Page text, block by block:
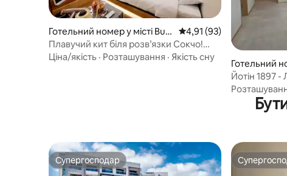
Готельний номер у місті Buk-
myeon, Inje
Середня оцінка: 4,91 з 5,
4,91 (93)
Плавучий кит біля розв’язки Сокчо!
Розкішне помешкання у казковому лісі
Ціна/якість · Розташування · Якість сну
Готельний
o-si
Йотін 1897 -
Супергосподар
Супергосподар